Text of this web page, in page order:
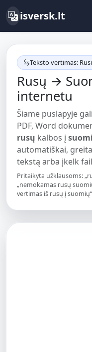
isversk.lt
Teksto vertimas:
Rusų →
internetu
Šiame puslapyje
PDF, Word
rusų kalbos į
automatiškai,
tekstą arba įkelk
Pritaikyta užklausoms:
„nemokamas rusų
vertimas iš rusų į